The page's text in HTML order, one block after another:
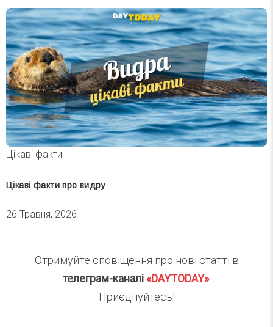
Цікаві факти
Цікаві факти про видру
26 Травня, 2026
Отримуйте сповіщення про нові статті в
телеграм-каналі«DAYTODAY».
Приєднуйтесь!